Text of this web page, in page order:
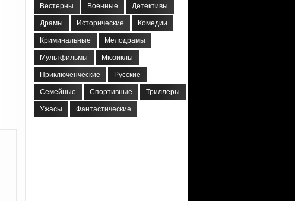
Вестерны Военные Детективы
Драмы Исторические Комедии
Криминальные Мелодрамы
Мультфильмы Мюзиклы
Приключенческие Русские
Семейные Спортивные Триллеры
Ужасы Фантастические